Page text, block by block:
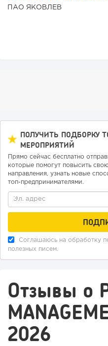
ПАО ЯКОВЛЕВ
ПОЛУЧИТЬ ПОДБОРКУ
МЕРОПРИЯТИЙ
Прямо сейчас бесплатно
которые помогут повысить
направления, узнать новые
топ-предпринимателями.
Соглашаюсь на обработку
полезных писем.
Отзывы о
2026